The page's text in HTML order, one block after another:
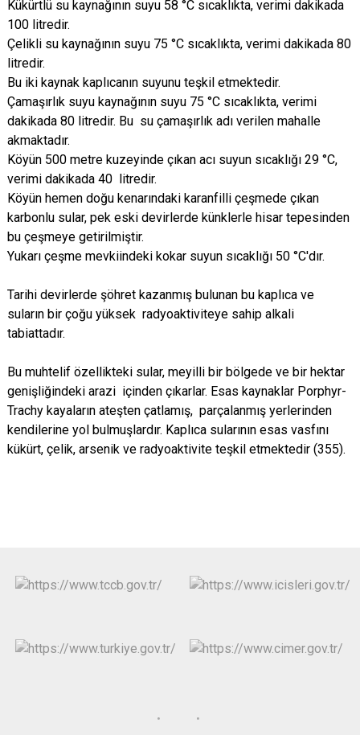
Kükürtlü su kaynağının suyu 58 °C sıcaklıkta, verimi dakikada
100 litredir.
Çelikli su kaynağının suyu 75 °C sıcaklıkta, verimi dakikada 80
litredir.
Bu iki kaynak kaplıcanın suyunu teşkil etmektedir.
Çamaşırlık suyu kaynağının suyu 75 °C sıcaklıkta, verimi
dakikada 80 litredir. Bu su çamaşırlık adı verilen mahalle
akmaktadır.
Köyün 500 metre kuzeyinde çıkan acı suyun sıcaklığı 29 °C,
verimi dakikada 40 litredir.
Köyün hemen doğu kenarındaki karanfilli çeşmede çıkan
karbonlu sular, pek eski devirlerde künklerle hisar tepesinden
bu çeşmeye getirilmiştir.
Yukarı çeşme mevkiindeki kokar suyun sıcaklığı 50 °C'dır.
Tarihi devirlerde şöhret kazanmış bulunan bu kaplıca ve
suların bir çoğu yüksek radyoaktiviteye sahip alkali
tabiattadır.
Bu muhtelif özellikteki sular, meyilli bir bölgede ve bir hektar
genişliğindeki arazi içinden çıkarlar. Esas kaynaklar Porphyr-
Trachy kayaların ateşten çatlamış, parçalanmış yerlerinden
kendilerine yol bulmuşlardır. Kaplıca sularının esas vasfını
kükürt, çelik, arsenik ve radyoaktivite teşkil etmektedir (355).